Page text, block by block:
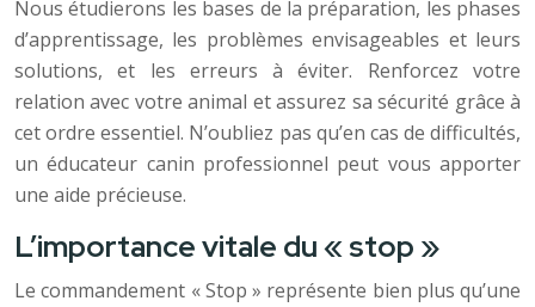
Nous étudierons les bases de la préparation, les phases
d’apprentissage, les problèmes envisageables et leurs
solutions, et les erreurs à éviter. Renforcez votre
relation avec votre animal et assurez sa sécurité grâce à
cet ordre essentiel. N’oubliez pas qu’en cas de difficultés,
un éducateur canin professionnel peut vous apporter
une aide précieuse.
L’importance vitale du « stop »
Le commandement « Stop » représente bien plus qu’une